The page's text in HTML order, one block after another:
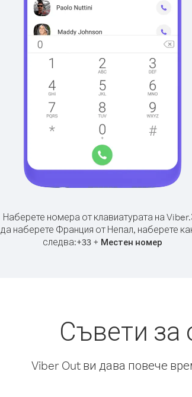
Наберете номера от клавиатурата на Viber.
да наберете Франция от Непал, наберете
следва:+33 + Местен номер
Съвети
Viber Out ви дава повече